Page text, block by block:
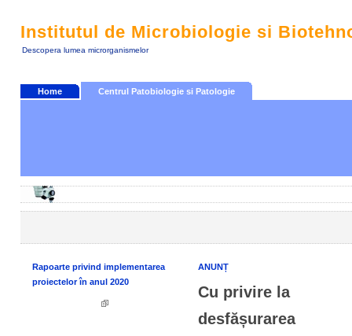
Institutul de Microbiologie si
Descopera lumea microrganismelor
Home Centrul Patobiologie si Patologie
Rapoarte privind implementarea
proiectelor în anul 2020
ANUNȚ
Cu privire la
desfășurarea